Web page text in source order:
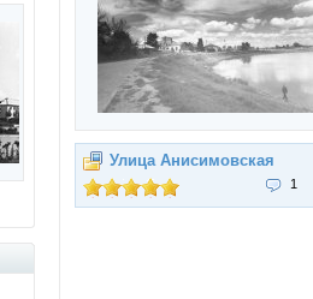
Улица Анисимовская
1